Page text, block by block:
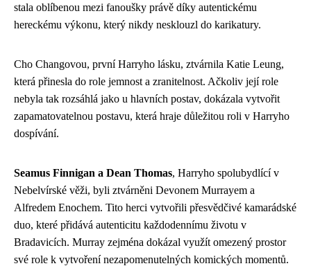
stala oblíbenou mezi fanoušky právě díky autentickému
hereckému výkonu, který nikdy nesklouzl do karikatury.
Cho Changovou, první Harryho lásku, ztvárnila Katie Leung,
která přinesla do role jemnost a zranitelnost. Ačkoliv její role
nebyla tak rozsáhlá jako u hlavních postav, dokázala vytvořit
zapamatovatelnou postavu, která hraje důležitou roli v Harryho
dospívání.
Seamus Finnigan a Dean Thomas, Harryho spolubydlící v
Nebelvírské věži, byli ztvárněni Devonem Murrayem a
Alfredem Enochem. Tito herci vytvořili přesvědčivé kamarádské
duo, které přidává autenticitu každodennímu životu v
Bradavicích. Murray zejména dokázal využít omezený prostor
své role k vytvoření nezapomenutelných komických momentů.